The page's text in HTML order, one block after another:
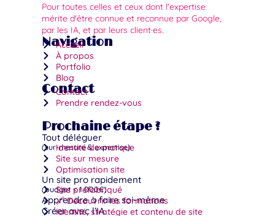
Pour toutes celles et ceux dont l'expertise
mérite d'être connue et reconnue par Google,
par les IA, et par leurs client·es.
Navigation
Accueil
À propos
Portfolio
Blog
Contact
Contact
Prendre rendez-vous
Prochaine étape ?
Tout déléguer
(sur-mesure & expertise)
Identité de marque
Site sur mesure
Optimisation site
Un site pro rapidement
(budget < 1 000€)
Site préfabriqué
Apprendre à faire soi-même
🔗 Découvrir les formations
Créer avec l’IA
Identité, stratégie et contenu de site